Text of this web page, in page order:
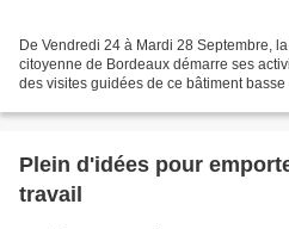
De Vendredi 24 à Mardi 28 Septembre,
citoyenne de Bordeaux démarre ses
des visites guidées de ce bâtiment
Plein d'idées pour
travail